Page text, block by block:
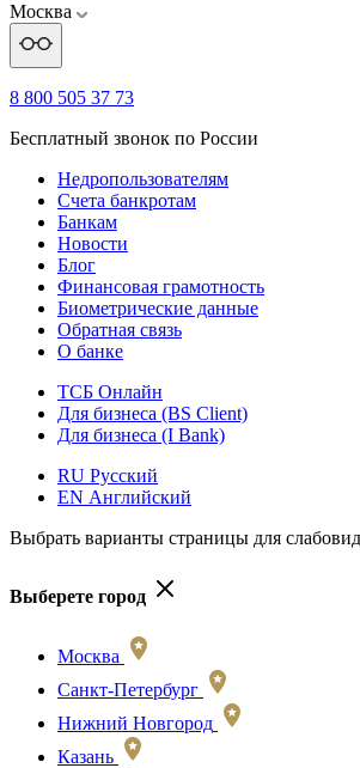
Москва
8 800 505 37 73
Бесплатный звонок по России
Недропользователям
Счета банкротам
Банкам
Новости
Блог
Финансовая грамотность
Биометрические данные
Обратная связь
О банке
ТСБ Онлайн
Для бизнеса (BS Client)
Для бизнеса (I Bank)
RU Русский
EN Английский
Выбрать варианты страницы для
Выберете город
Москва
Санкт-Петербург
Нижний Новгород
Казань